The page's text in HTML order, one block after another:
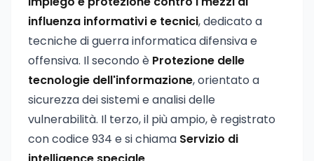
influenza informativi e tecnici, dedicato a
tecniche di guerra informatica difensiva e
offensiva. Il secondo è Protezione delle
tecnologie dell'informazione, orientato a
sicurezza dei sistemi e analisi delle
vulnerabilità. Il terzo, il più ampio, è registrato
con codice 934 e si chiama Servizio di